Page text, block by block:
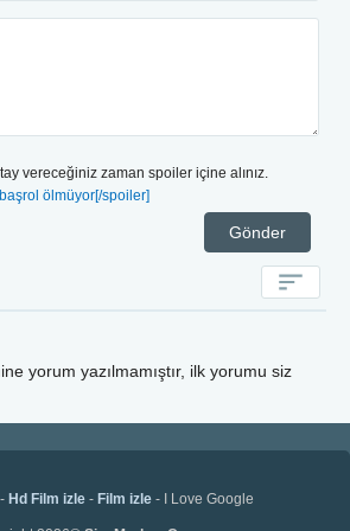
vereceğiniz zaman spoiler içine alınız.
ölmüyor[/spoiler]
Gönder
yorum yazılmamıştır, ilk yorumu siz
Hd Film izle- Film izle- I Love Google